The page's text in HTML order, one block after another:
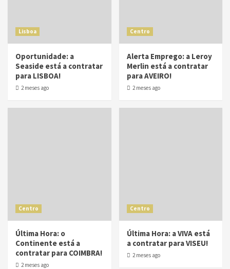
Lisboa
Oportunidade: a
Seaside está a contratar
para LISBOA!
2 meses ago
Centro
Alerta Emprego: a Leroy
Merlin está a contratar
para AVEIRO!
2 meses ago
Centro
Última Hora: o
Continente está a
contratar para COIMBRA!
2 meses ago
Centro
Última Hora: a VIVA está
a contratar para VISEU!
2 meses ago